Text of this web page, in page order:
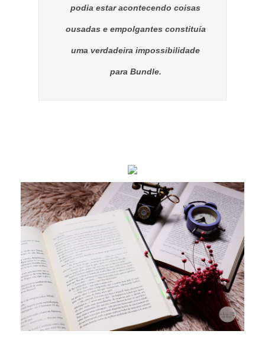
podia estar acontecendo coisas
ousadas e empolgantes constituía
uma verdadeira impossibilidade
para Bundle.